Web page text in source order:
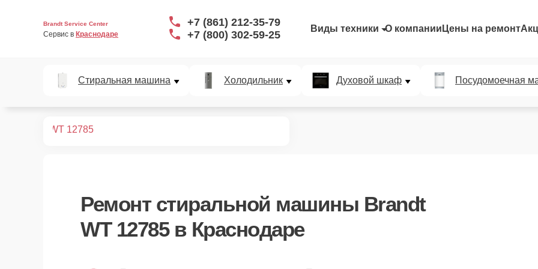
Brandt Service Center
Сервис в Краснодаре
+7 (861) 212-35-79
+7 (800) 302-59-25
Виды техники О компании Цены на ремонт
Стиральная машина Холодильник Духовой шкаф Посудомоечная
WT 12785
Ремонт стиральной машины Brandt
WT 12785в Краснодаре